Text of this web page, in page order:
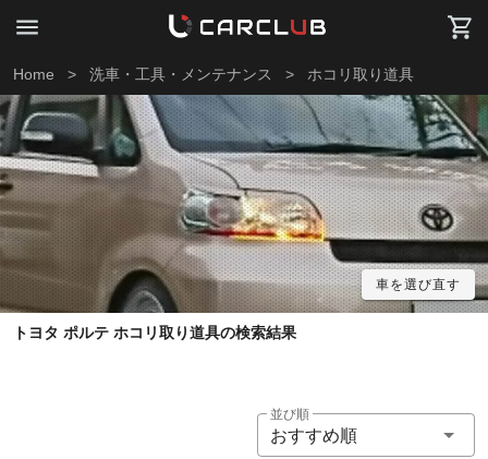
Home > 洗車・工具・メンテナンス > ホコリ取り道具
車を選び直す
トヨタ ポルテ ホコリ取り道具の検索結果
並び順
おすすめ順